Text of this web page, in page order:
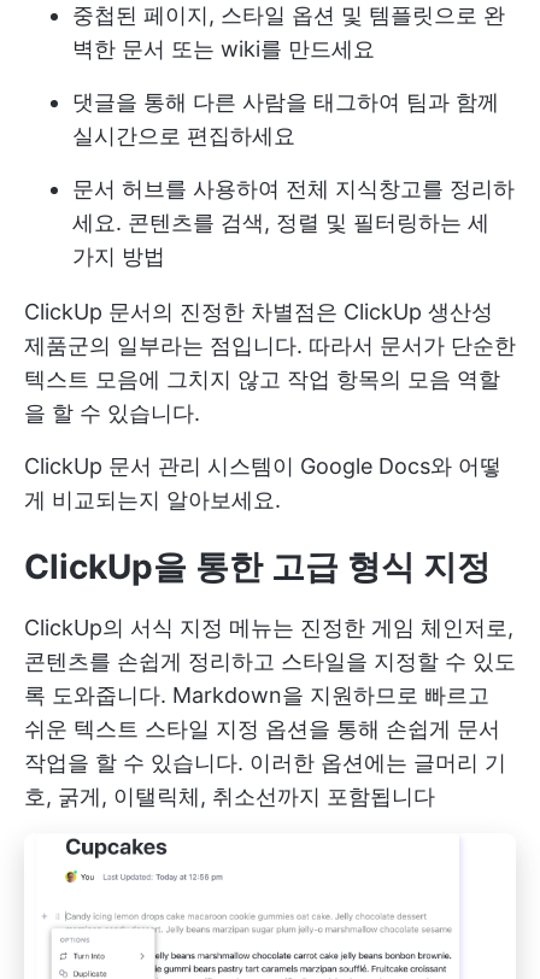
중첩된 페이지, 스타일 옵션 및 템플릿으로 완
벽한 문서 또는 wiki를 만드세요
댓글을 통해 다른 사람을 태그하여 팀과 함께
실시간으로 편집하세요
문서 허브를 사용하여 전체 지식창고를 정리하
세요. 콘텐츠를 검색, 정렬 및 필터링하는 세
가지 방법
ClickUp 문서의 진정한 차별점은 ClickUp 생산성
제품군의 일부라는 점입니다. 따라서 문서가 단순한
텍스트 모음에 그치지 않고 작업 항목의 모음 역할
을 할 수 있습니다.
ClickUp 문서 관리 시스템이 Google Docs와 어떻
게 비교되는지 알아보세요.
ClickUp을 통한 고급 형식 지정
ClickUp의 서식 지정 메뉴는 진정한 게임 체인저로,
콘텐츠를 손쉽게 정리하고 스타일을 지정할 수 있도
록 도와줍니다. Markdown을 지원하므로 빠르고
쉬운 텍스트 스타일 지정 옵션을 통해 손쉽게 문서
작업을 할 수 있습니다. 이러한 옵션에는 글머리 기
호, 굵게, 이탤릭체, 취소선까지 포함됩니다